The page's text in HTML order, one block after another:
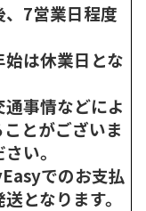
7営業日程度
は休業日とな
事情などによ
とがございま
い。
でのお支払
となります。